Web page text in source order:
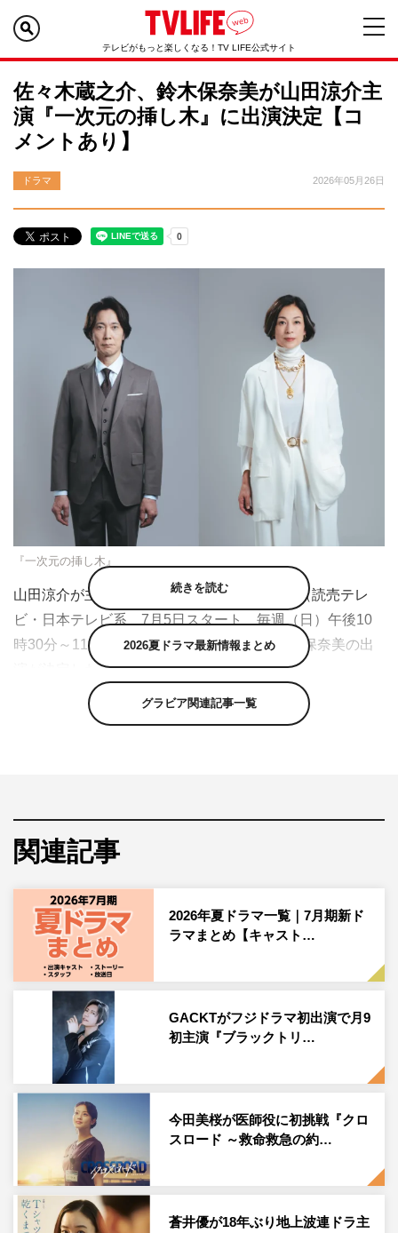
テレビがもっと楽しくなる！TV LIFE公式サイト
佐々木蔵之介、鈴木保奈美が山田涼介主
演『一次元の挿し木』に出演決定【コ
メントあり】
ドラマ 2026年05月26日
『一次元の挿し木』
山田涼介が主演を務める『一次元の挿し木』（読売テレ
ビ・日本テレビ系 7月5日スタート 毎週（日）午後10
時30分～11時25分）に、佐々木蔵之介、鈴木保奈美の出
演が決定した。
本作は、松下龍之介による2025年「このミステリーがす
本の線でつながり、悠は過去と現在をつなぐ巨大な闇へと
このたび、新たに佐々木蔵之介、鈴木保奈美の出演が決
定。佐々木が演じるのは、悠の義父で大手製薬会社の代表
取締役・七瀬京一。鈴木が演じるのは、仙波は発生生物学
の世界的権威で、研究に対する強い信念を持っている仙波
佳代子。2人は本作が初共演となる。
佐々木蔵之介 コメント
◆台本を読んでみていかがでしたか？
最初、自分の役がどのようになっていくのかという情報を
一切入れずに、台本を読み進めていったのですが、「もう
ええ加減にして」と思うくらいに何度もだまされました
（笑）。各登場人物が、いろんな思惑で動いているので、
続きを読む
2026夏ドラマ最新情報まとめ
グラビア関連記事一覧
関連記事
2026年夏ドラマ一覧｜7月期新ド
ラマまとめ【キャスト…
GACKTがフジドラマ初出演で月9
初主演『ブラックトリ…
今田美桜が医師役に初挑戦『クロ
スロード ～救命救急の約…
蒼井優が18年ぶり地上波連ドラ主